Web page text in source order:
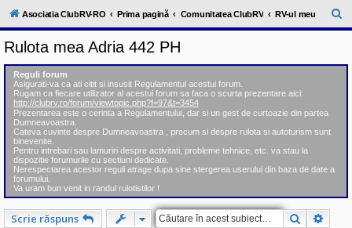
l
u
V
c
o
m
u
n
i
t
a
t
e
a
p
o
s
e
Asociatia ClubRV-RO Prima pagină Comunitatea ClubRV RV-ul meu
ă
Rulota mea Adria 442 PH
Reguli forum
Asigurati-va ca ati citit si insusit Regulamentul acestui forum.
Rugam ca fiecare utilizator al acestui forum sa faca o scurta prezentare aici:
http://clubrv.ro/forum/viewtopic.php?f=97&t=3454
Prezentarea este o cerinta a Regulamentului, dar si un gest de curtoazie din partea
Dumneavoastra.
Cateva cuvinte despre Dumneavoastra , precum si despre rulota si autoturism sunt
binevenite.
Pentru intrebari sau lamuriri despre activitati, probleme tehnice, etc. va stau la
dispozitie forumurile cu sectiuni dedicate.
Nerespectarea acestor reguli atrage dupa sine stergerea userului din baza de date a
forumului.
Va uram bun venit in randul rulotistilor !
Scrie răspuns Căutare